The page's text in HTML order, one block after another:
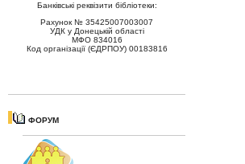
Банківські реквізити бібліотеки:
Рахунок № 35425007003007
УДК у Донецькій області
МФО 834016
Код організації (ЄДРПОУ) 00183816
ФОРУМ